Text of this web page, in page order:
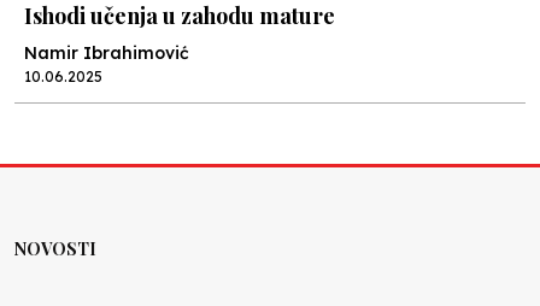
Ishodi učenja u zahodu mature
Namir Ibrahimović
10.06.2025
NOVOSTI